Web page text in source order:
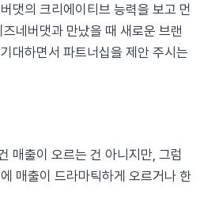
댓의 크리에이티브 능력을 보고 먼
네버댓과 만났을 때 새로운 브랜
대하면서 파트너십을 제안 주시는
매출이 오르는 건 아니지만, 그럼
매출이 드라마틱하게 오르거나 한